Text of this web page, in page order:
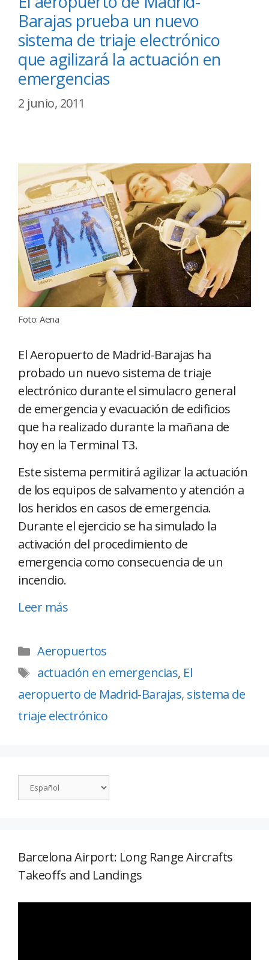
Barajas prueba un nuevo
sistema de triaje electrónico
que agilizará la actuación en
emergencias
2 junio, 2011
Foto: Aena
El Aeropuerto de Madrid-Barajas ha
probado un nuevo sistema de triaje
electrónico durante el simulacro general
de emergencia y evacuación de edificios
que ha realizado durante la mañana de
hoy en la Terminal T3.
Este sistema permitirá agilizar la actuación
de los equipos de salvamento y atención a
los heridos en casos de emergencia.
Durante el ejercicio se ha simulado la
activación del procedimiento de
emergencia como consecuencia de un
incendio.
Leer más
Aeropuertos
actuación en emergencias, El
aeropuerto de Madrid-Barajas, sistema de
triaje electrónico
Barcelona Airport: Long Range Aircrafts
Takeoffs and Landings